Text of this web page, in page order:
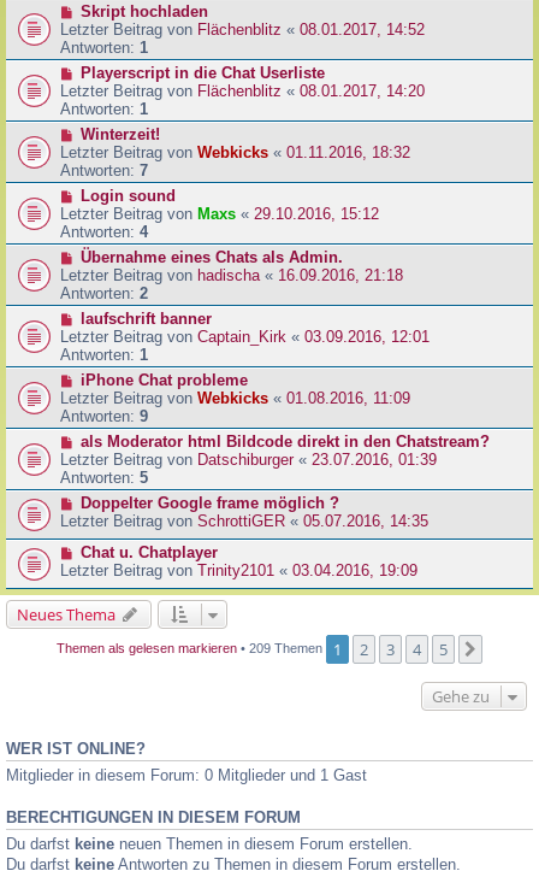
Skript hochladen
Letzter Beitrag von Flächenblitz « 08.01.2017, 14:52
Antworten: 1
Playerscript in die Chat Userliste
Letzter Beitrag von Flächenblitz « 08.01.2017, 14:20
Antworten: 1
Winterzeit!
Letzter Beitrag von Webkicks « 01.11.2016, 18:32
Antworten: 7
Login sound
Letzter Beitrag von Maxs « 29.10.2016, 15:12
Antworten: 4
Übernahme eines Chats als Admin.
Letzter Beitrag von hadischa « 16.09.2016, 21:18
Antworten: 2
laufschrift banner
Letzter Beitrag von Captain_Kirk « 03.09.2016, 12:01
Antworten: 1
iPhone Chat probleme
Letzter Beitrag von Webkicks « 01.08.2016, 11:09
Antworten: 9
als Moderator html Bildcode direkt in den Chatstream?
Letzter Beitrag von Datschiburger« 23.07.2016, 01:39
Antworten: 5
Doppelter Google frame möglich ?
Letzter Beitrag von SchrottiGER « 05.07.2016, 14:35
Chat u. Chatplayer
Letzter Beitrag von Trinity2101 « 03.04.2016, 19:09
Neues Thema
Themen als gelesen markieren • 209 Themen 1 2 3 4 5
Gehe zu
WER IST ONLINE?
Mitglieder in diesem Forum: 0 Mitglieder und 1 Gast
BERECHTIGUNGEN IN DIESEM FORUM
Du darfst keine neuen Themen in diesem Forum erstellen.
Du darfst keine Antworten zu Themen in diesem Forum erstellen.